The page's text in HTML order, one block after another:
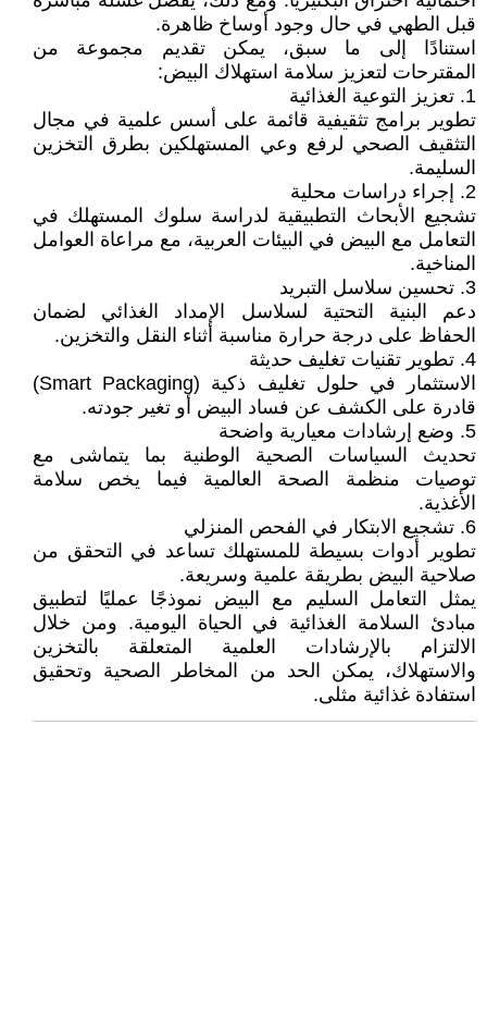
قبل الطهي في حال وجود أوساخ ظاهرة.
استنادًا إلى ما سبق، يمكن تقديم مجموعة من
المقترحات لتعزيز سلامة استهلاك البيض:
1. تعزيز التوعية الغذائية
تطوير برامج تثقيفية قائمة على أسس علمية في مجال
التثقيف الصحي لرفع وعي المستهلكين بطرق التخزين
السليمة.
2. إجراء دراسات محلية
تشجيع الأبحاث التطبيقية لدراسة سلوك المستهلك في
التعامل مع البيض في البيئات العربية، مع مراعاة العوامل
المناخية.
3. تحسين سلاسل التبريد
دعم البنية التحتية لسلاسل الإمداد الغذائي لضمان
الحفاظ على درجة حرارة مناسبة أثناء النقل والتخزين.
4. تطوير تقنيات تغليف حديثة
الاستثمار في حلول تغليف ذكية (Smart Packaging)
قادرة على الكشف عن فساد البيض أو تغير جودته.
5. وضع إرشادات معيارية واضحة
تحديث السياسات الصحية الوطنية بما يتماشى مع
توصيات منظمة الصحة العالمية فيما يخص سلامة
الأغذية.
6. تشجيع الابتكار في الفحص المنزلي
تطوير أدوات بسيطة للمستهلك تساعد في التحقق من
صلاحية البيض بطريقة علمية وسريعة.
يمثل التعامل السليم مع البيض نموذجًا عمليًا لتطبيق
مبادئ السلامة الغذائية في الحياة اليومية. ومن خلال
الالتزام بالإرشادات العلمية المتعلقة بالتخزين
والاستهلاك، يمكن الحد من المخاطر الصحية وتحقيق
استفادة غذائية مثلى.